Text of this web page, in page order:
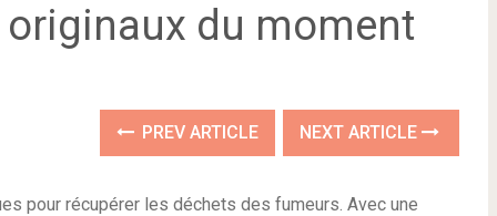
du moment
PREV ARTICLE NEXT ARTICLE
pour récupérer les déchets des fumeurs. Avec une